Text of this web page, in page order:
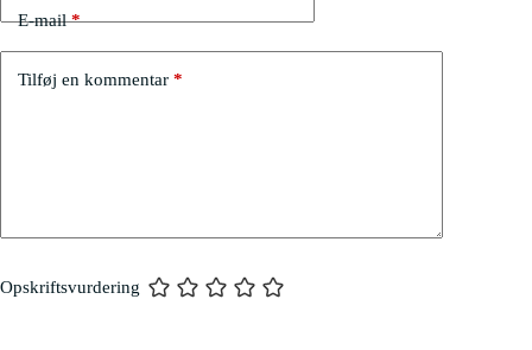
E-mail*
Tilføj en kommentar *
Opskriftsvurdering